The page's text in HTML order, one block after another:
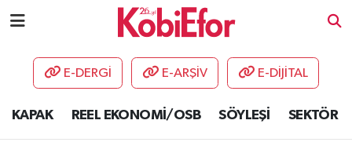
E-DERGİ E-ARŞİV E-DİJİTAL
KAPAK REEL EKONOMİ/OSB SÖYLEŞİ SEKTÖR
AKADEMİ
DESTEK-TEŞVİK